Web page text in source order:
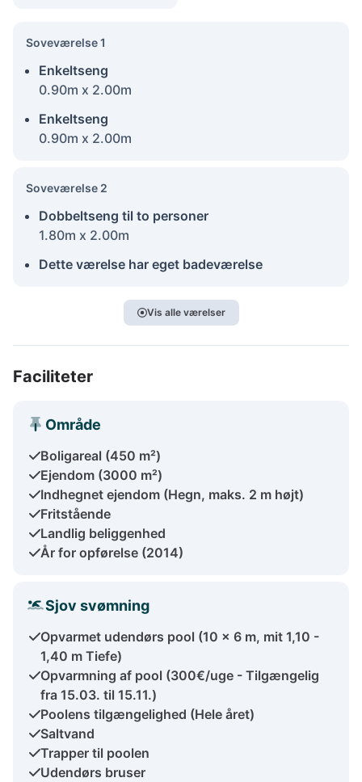
Soveværelse 1
Enkeltseng
0.90m x 2.00m
Enkeltseng
0.90m x 2.00m
Soveværelse 2
Dobbeltseng til to personer
1.80m x 2.00m
Dette værelse har eget badeværelse
Vis alle værelser
Faciliteter
Område
Boligareal (450 m²)
Ejendom (3000 m²)
Indhegnet ejendom (Hegn, maks. 2 m højt)
Fritstående
Landlig beliggenhed
År for opførelse (2014)
Sjov svømning
Opvarmet udendørs pool (10 x 6 m, mit 1,10 -
1,40 m Tiefe)
Opvarmning af pool (300€/uge - Tilgængelig
fra 15.03. til 15.11.)
Poolens tilgængelighed (Hele året)
Saltvand
Trapper til poolen
Udendørs bruser